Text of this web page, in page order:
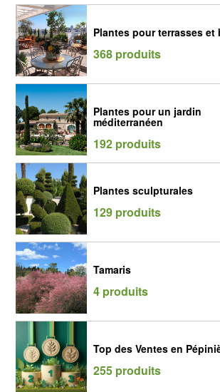
Plantes pour terrasses et
368 produits
Plantes pour un jardin
méditerranéen
192 produits
Plantes sculpturales
129 produits
Tamaris
4 produits
Top des Ventes en
255 produits